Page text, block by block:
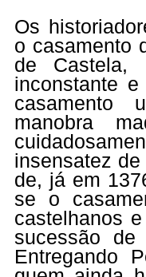
Os
o casamento
de
inconstante
casamento
manobra
insensatez
de, já em
se o
castelhanos
sucessão
Entregando